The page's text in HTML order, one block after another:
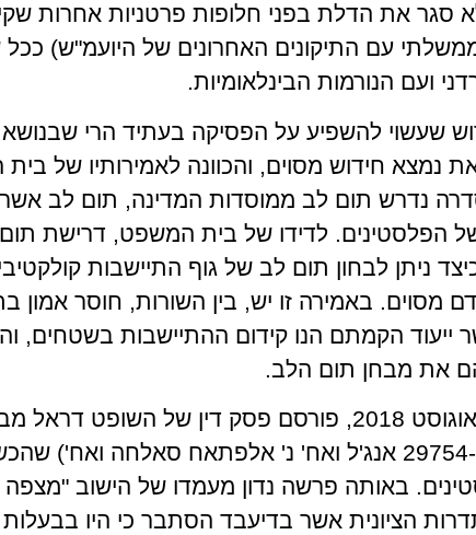
סגר את הדלת בפני חלופות פרטניות אחרות
עם התיקונים האחרונים של היועמ"ש) ככל
ועם הנורמות הבינלאומיות.
שעשוי להשפיע על הפסיקה בעתיד הרי
נמצא חידוש מסוים, והכוונה לאמירותיו של
נדרש תום לב ממוסדות המדינה, תום לב
של הפלסטינים. לדידו של בית המשפט, דרישת
ניתן לבחון תום לב של גוף התיישבות
מסוים. באמירה זו יש, בין השורות, חוסר אמון
ייעוד הקמתם הנו קידום ההתיישבות בשטחים,
את מבחן תום הלב.
יצוין כי טרום הבג"צ, באוגוסט 2018, פורסם פסק דין של
בירושלים (ת"א 29754-11-13 אנג'ל ואח' נ' אלפתאח
באותה פרשה נדון מעמדו של הישוב
הציונית אשר בדיעבד הסתבר כי היו